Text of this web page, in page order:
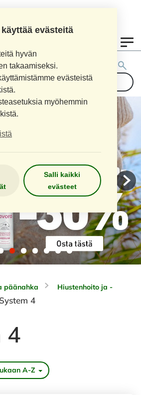
evästeitä
hyvän
takaamiseksi.
evästeistä
myöhemmin
Salli kaikki
evästeet
päänahka
Hiustenhoito ja -
System 4
4
A-Z